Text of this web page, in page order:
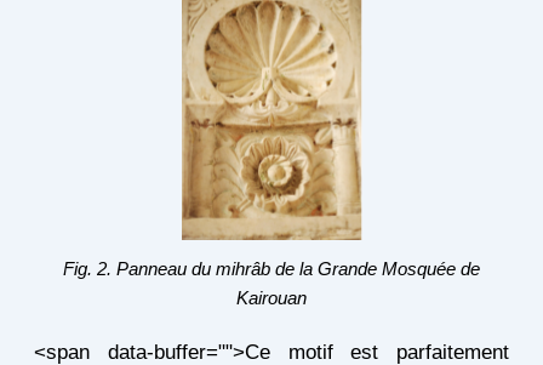
Fig. 2. Panneau du mihrâb de la Grande Mosquée de
Kairouan
<span data-buffer="">Ce motif est parfaitement